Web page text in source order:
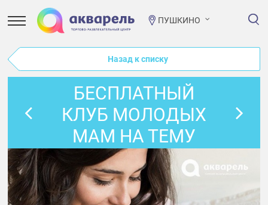
ПУШКИНО
Назад к списку
БЕСПЛАТНЫЙ
КЛУБ МОЛОДЫХ
МАМ НА ТЕМУ
«СЕКРЕТЫ ЛЕГКИХ
РОДОВ»